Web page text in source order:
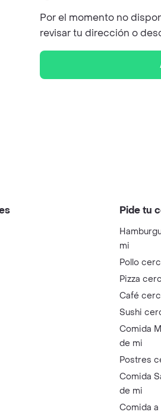
Por el momento no
revisar tu dirección o
Pide tu
mi
Pollo
Pizza
Café
Sushi
Comida
de mi
Postres
Comida
de mi
Comida